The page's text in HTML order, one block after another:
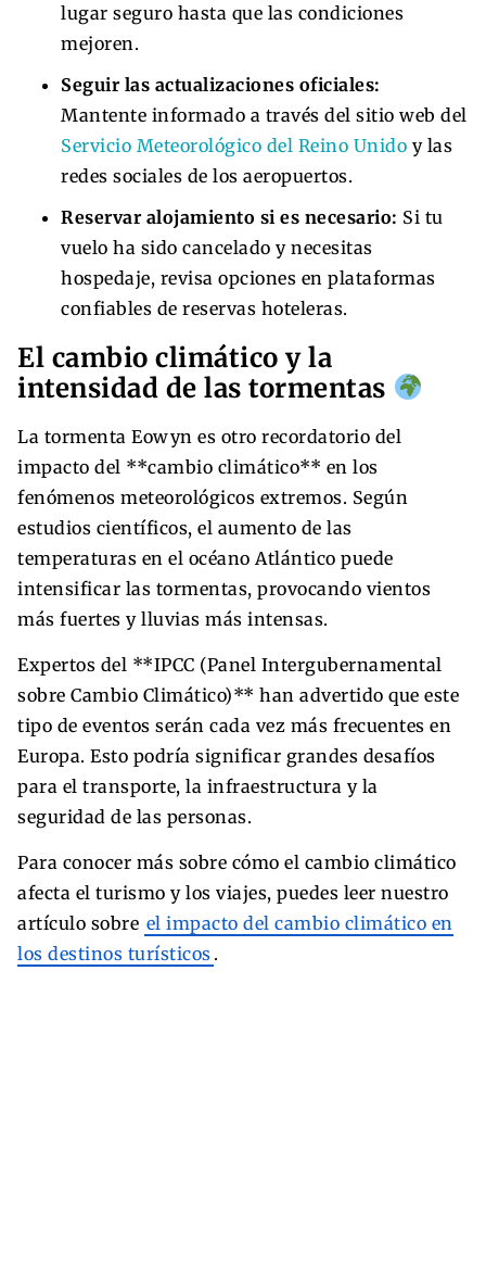
lugar seguro hasta que las condiciones
mejoren.
Seguir las actualizaciones oficiales:
Mantente informado a través del sitio web del
Servicio Meteorológico del Reino Unido y las
redes sociales de los aeropuertos.
Reservar alojamiento si es necesario: Si tu
vuelo ha sido cancelado y necesitas
hospedaje, revisa opciones en plataformas
confiables de reservas hoteleras.
El cambio climático y la
intensidad de las tormentas
La tormenta Eowyn es otro recordatorio del
impacto del **cambio climático** en los
fenómenos meteorológicos extremos. Según
estudios científicos, el aumento de las
temperaturas en el océano Atlántico puede
intensificar las tormentas, provocando vientos
más fuertes y lluvias más intensas.
Expertos del **IPCC (Panel Intergubernamental
sobre Cambio Climático)** han advertido que este
tipo de eventos serán cada vez más frecuentes en
Europa. Esto podría significar grandes desafíos
para el transporte, la infraestructura y la
seguridad de las personas.
Para conocer más sobre cómo el cambio climático
afecta el turismo y los viajes, puedes leer nuestro
artículo sobre el impacto del cambio climático en
los destinos turísticos .